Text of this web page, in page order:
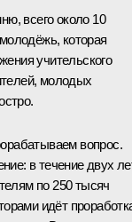
всего около 10
которая
учительского
молодых
вопрос.
в течение двух
по 250 тысяч
идёт